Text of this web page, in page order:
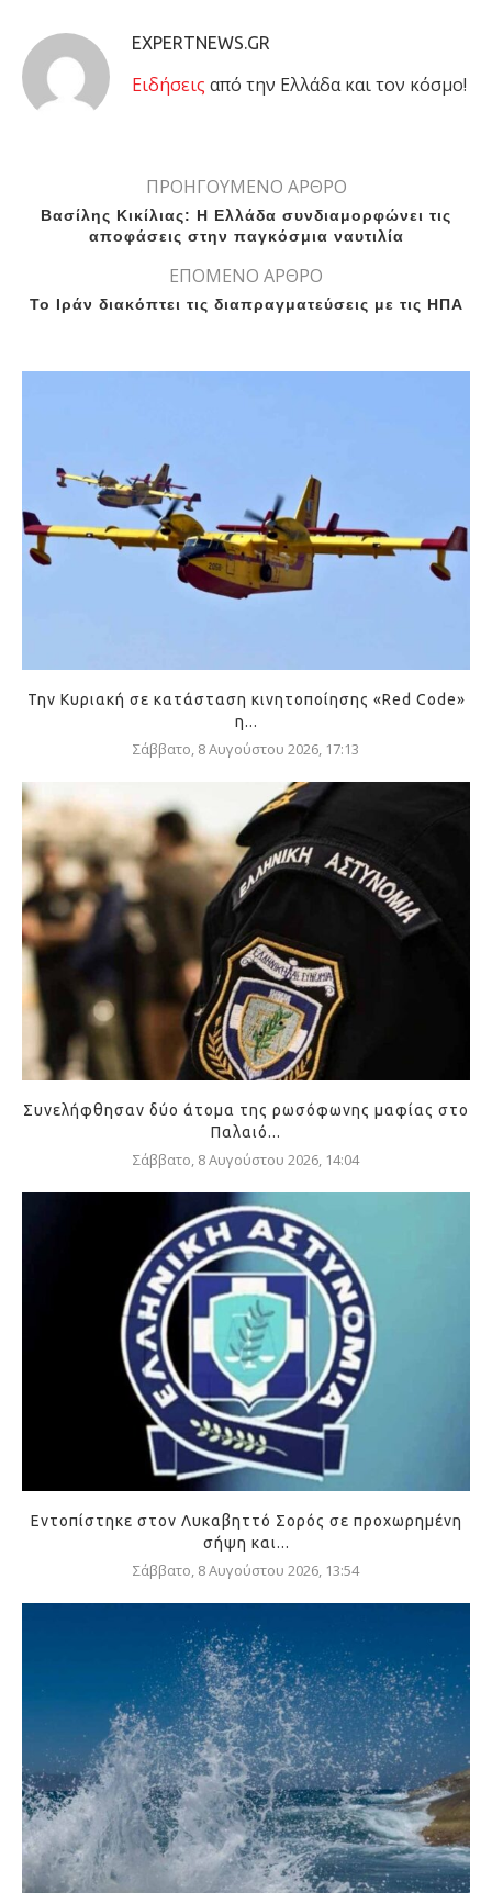
EXPERTNEWS.GR
Eιδήσεις από την Ελλάδα και τον κόσμο!
ΠΡΟΗΓΟΥΜΕΝΟ ΑΡΘΡΟ
Βασίλης Κικίλιας: Η Ελλάδα συνδιαμορφώνει τις
αποφάσεις στην παγκόσμια ναυτιλία
ΕΠΟΜΕΝΟ ΑΡΘΡΟ
Το Ιράν διακόπτει τις διαπραγματεύσεις με τις ΗΠΑ
Την Κυριακή σε κατάσταση κινητοποίησης «Red Code»
η...
Σάββατο, 8 Αυγούστου 2026, 17:13
Συνελήφθησαν δύο άτομα της ρωσόφωνης μαφίας στο
Παλαιό...
Σάββατο, 8 Αυγούστου 2026, 14:04
Εντοπίστηκε στον Λυκαβηττό Σορός σε προχωρημένη
σήψη και...
Σάββατο, 8 Αυγούστου 2026, 13:54